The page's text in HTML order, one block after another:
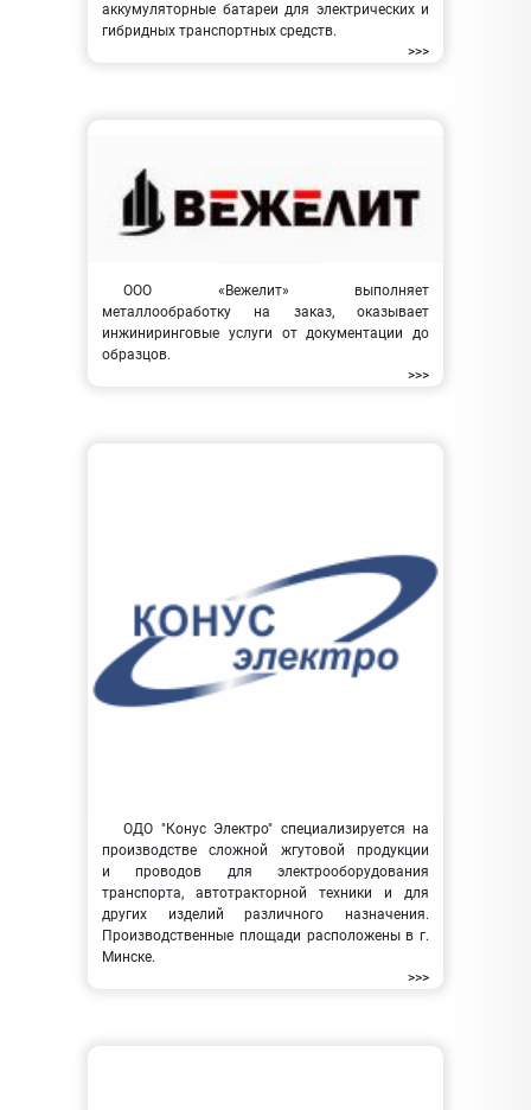
аккумуляторные батареи для электрических и
гибридных транспортных средств.
>>>
ООО «Вежелит» выполняет
металлообработку на заказ, оказывает
инжиниринговые услуги от документации до
образцов.
>>>
ОДО "Конус Электро" специализируется на
производстве сложной жгутовой продукции
и проводов для электрооборудования
транспорта, автотракторной техники и для
других изделий различного назначения.
Производственные площади расположены в г.
Минске.
>>>